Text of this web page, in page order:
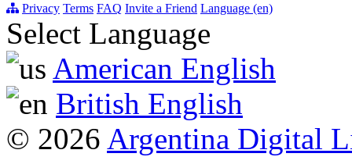
Privacy Terms FAQ Invite a Friend Language (en)
Select Language
American English
British English
© 2026 Argentina Digital